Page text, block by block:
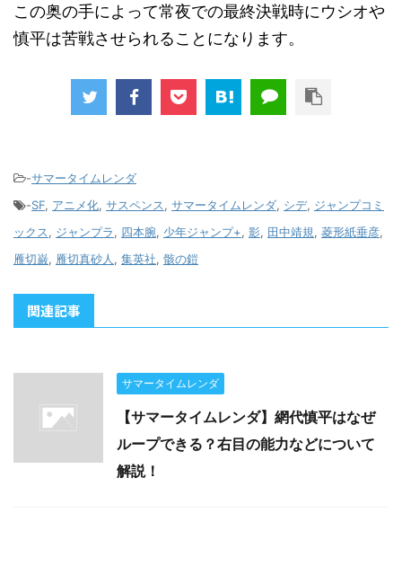
この奥の手によって常夜での最終決戦時にウシオや
慎平は苦戦させられることになります。
-サマータイムレンダ
-SF, アニメ化, サスペンス, サマータイムレンダ, シデ, ジャンプコミ
ックス, ジャンプラ, 四本腕, 少年ジャンプ+, 影, 田中靖規, 菱形紙垂彦,
雁切巌, 雁切真砂人 , 集英社, 骸の鎧
関連記事
サマータイムレンダ
【サマータイムレンダ】網代慎平はなぜ
ループできる？右目の能力などについて
解説！